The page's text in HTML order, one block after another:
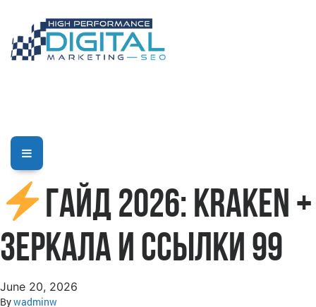
Гайд 2026: Kraken +
зеркала и ссылки 99
June 20, 2026
Bywadminw